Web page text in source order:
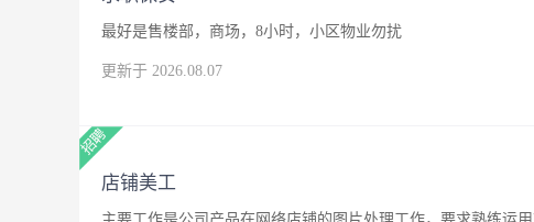
最好是售楼部，商场，8小时，小区物业勿扰
更新于 2026.08.07
店铺美工